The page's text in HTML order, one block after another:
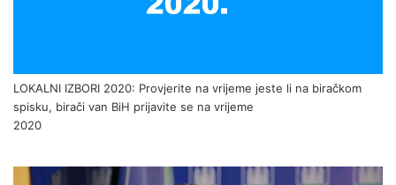
LOKALNI IZBORI 2020: Provjerite na vrijeme jeste li na biračkom
spisku, birači van BiH prijavite se na vrijeme
2020